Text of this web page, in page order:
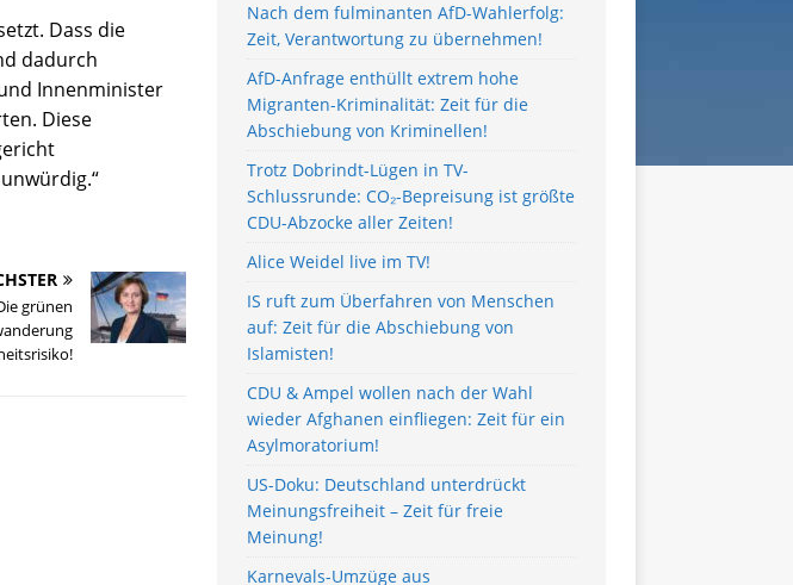
Dass die
dadurch
Innenminister
Diese
grünen
Nach dem fulminanten AfD-Wahlerfolg:
Zeit, Verantwortung zu übernehmen!
AfD-Anfrage enthüllt extrem hohe
Migranten-Kriminalität: Zeit für die
Abschiebung von Kriminellen!
Trotz Dobrindt-Lügen in TV-
Schlussrunde: CO₂-Bepreisung ist größte
CDU-Abzocke aller Zeiten!
Alice Weidel live im TV!
IS ruft zum Überfahren von Menschen
auf: Zeit für die Abschiebung von
Islamisten!
CDU & Ampel wollen nach der Wahl
wieder Afghanen einfliegen: Zeit für ein
Asylmoratorium!
US-Doku: Deutschland unterdrückt
Meinungsfreiheit – Zeit für freie
Meinung!
Karnevals-Umzüge aus